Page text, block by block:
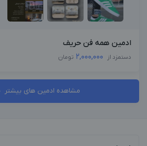
ادمین همه فن حریف
دستمزد از 2,000,000 تومان
مشاهده ادمین های بیشتر